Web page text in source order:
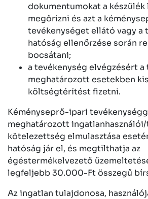
dokumentumokat a
megőrizni és azt a
tevékenységet ellátó vagy a
hatóság ellenőrzése során
bocsátani;
a tevékenység elvégzésért
meghatározott esetekben
költségtérítést fizetni.
Kéményseprő-ipari
meghatározott
kötelezettség elmulasztása
hatóság jár el, és megtilthatja az
égéstermékelvezető
legfeljebb 30.000-Ft összegű
Az ingatlan tulajdonosa,